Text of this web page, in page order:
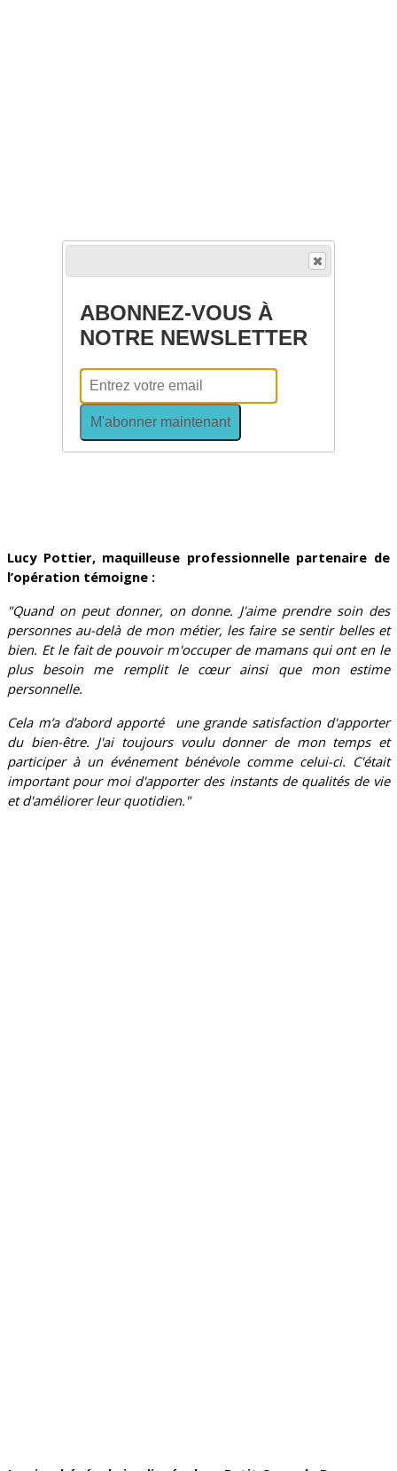
Lucy Pottier, maquilleuse professionnelle partenaire de
l’opération témoigne :
"Quand on peut donner, on donne. J'aime prendre soin des
personnes au-delà de mon métier, les faire se sentir belles et
bien. Et le fait de pouvoir m'occuper de mamans qui ont en le
plus besoin me remplit le cœur ainsi que mon estime
personnelle.
Cela m’a d’abord apporté une grande satisfaction d'apporter
du bien-être. J'ai toujours voulu donner de mon temps et
participer à un événement bénévole comme celui-ci. C'était
important pour moi d'apporter des instants de qualités de vie
et d'améliorer leur quotidien."
ABONNEZ-VOUS À
NOTRE NEWSLETTER
M'abonner maintenant